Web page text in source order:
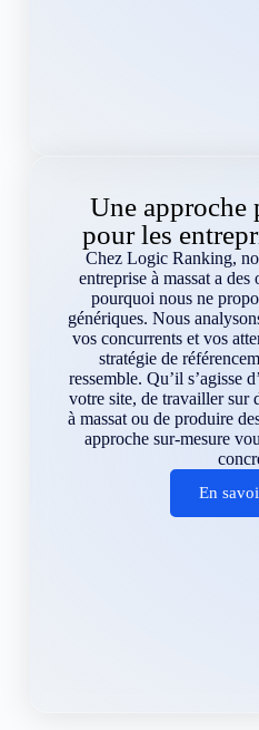
Une approche
pour les
Chez Logic Ranking,
entreprise à massat a
pourquoi nous ne
génériques. Nous
vos concurrents et vos
stratégie de
ressemble. Qu’il s’agisse
votre site, de travailler sur
à massat ou de produire
approche sur-mesure
En